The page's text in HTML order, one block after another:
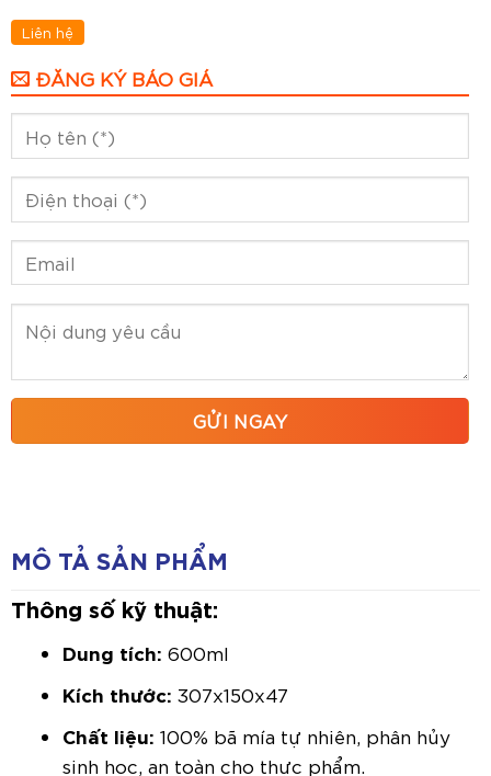
Liên hệ
ĐĂNG KÝ BÁO GIÁ
MÔ TẢ SẢN PHẨM
Thông số kỹ thuật:
Dung tích: 600ml
Kích thước: 307x150x47
Chất liệu: 100% bã mía tự nhiên, phân hủy
sinh học, an toàn cho thực phẩm.